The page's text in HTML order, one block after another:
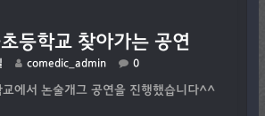
등학교 찾아가는 공연
comedic_admin 0
교에서 논술개그 공연을 진행했습니다^^